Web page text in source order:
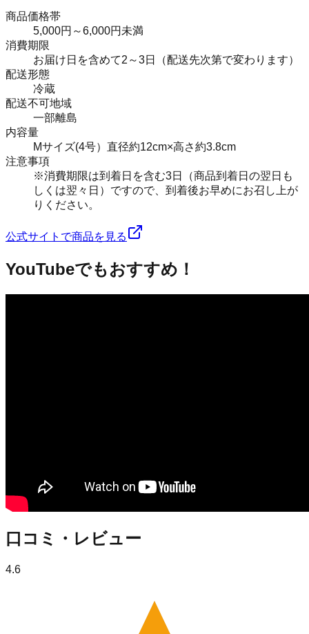
商品価格帯
5,000円～6,000円未満
消費期限
お届け日を含めて2～3日（配送先次第で変わります）
配送形態
冷蔵
配送不可地域
一部離島
内容量
Mサイズ(4号）直径約12cm×高さ約3.8cm
注意事項
※消費期限は到着日を含む3日（商品到着日の翌日も
しくは翌々日）ですので、到着後お早めにお召し上が
りください。
公式サイトで商品を見る
YouTubeでもおすすめ！
口コミ・レビュー
4.6